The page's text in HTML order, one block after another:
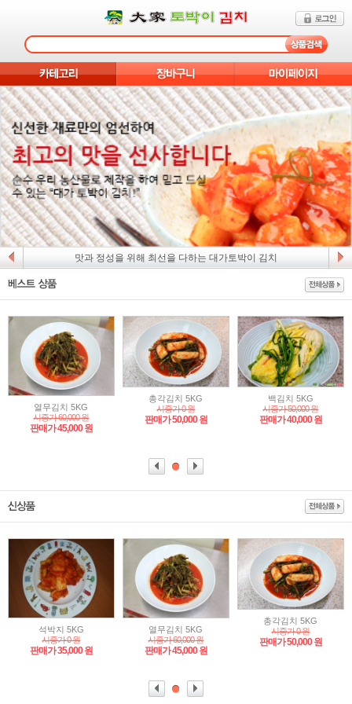
맛과 정성을 위해 최선을 다하는 대가토박이 김치
열무김치 5KG
시중가 60,000 원
판매가 45,000 원
총각김치 5KG
시중가 0 원
판매가 50,000 원
백김치 5KG
시중가 50,000 원
판매가 40,000 원
석박지 5KG
시중가 0 원
판매가 35,000 원
열무김치 5KG
시중가 60,000 원
판매가 45,000 원
총각김치 5KG
시중가 0 원
판매가 50,000 원